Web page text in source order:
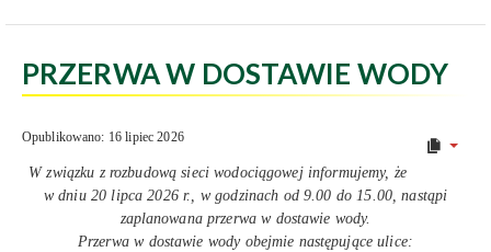
PRZERWA W DOSTAWIE WODY
Opublikowano: 16 lipiec 2026
W związku z rozbudową sieci wodociągowej informujemy, że
w dniu 20 lipca 2026 r., w godzinach od 9.00 do 15.00, nastąpi
zaplanowana przerwa w dostawie wody.
Przerwa w dostawie wody obejmie następujące ulice: